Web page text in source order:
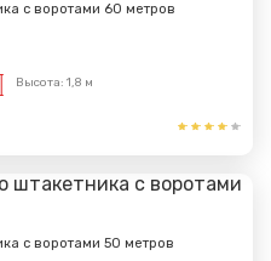
с воротами 60 метров
Высота: 1,8 м
с воротами 50 метров